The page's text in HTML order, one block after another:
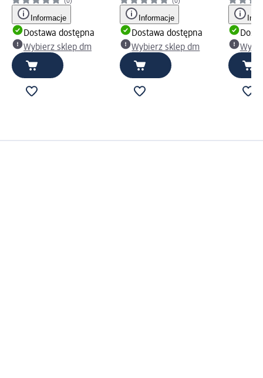
Informacje
Dostawa dostępna
Wybierz sklep dm
Informacje
Dostawa dostępna
Wybierz sklep dm